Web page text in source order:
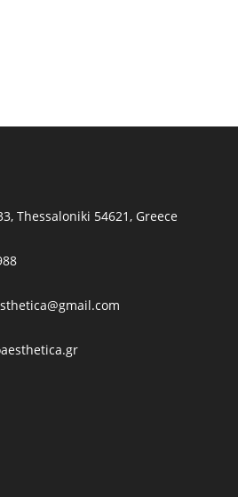
Thessaloniki 54621, Greece